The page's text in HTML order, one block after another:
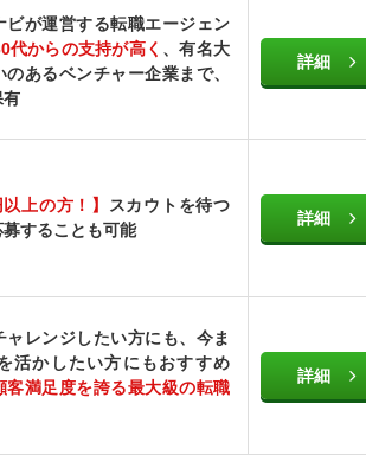
ビが運営する転職エージェン
代からの支持が高く 、有名大
あるベンチャー企業まで、
有
詳細
上の方！】
スカウトを待つ
することも可能
詳細
ャレンジしたい方にも、今ま
活かしたい方にもおすすめ
客満足度を誇る最大級の転職
詳細